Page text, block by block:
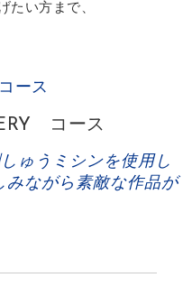
たい方まで、
ース
コース
ゅうミシンを使用し
みながら素敵な作品が